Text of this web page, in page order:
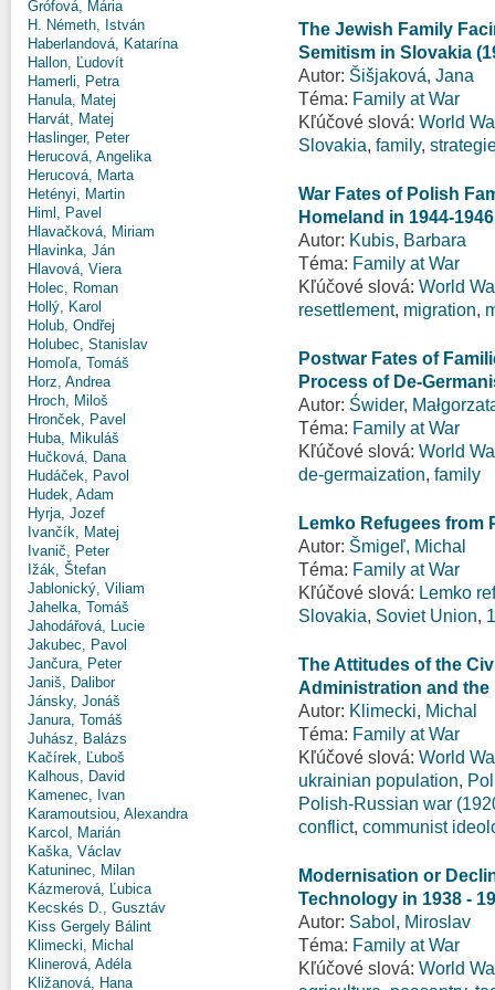
Grófová, Mária
H. Németh, István
Haberlandová, Katarína
Hallon, Ľudovít
Hamerli, Petra
Hanula, Matej
Harvát, Matej
Haslinger, Peter
Herucová, Angelika
Herucová, Marta
Hetényi, Martin
Himl, Pavel
Hlavačková, Miriam
Hlavinka, Ján
Hlavová, Viera
Holec, Roman
Hollý, Karol
Holub, Ondřej
Holubec, Stanislav
Homoľa, Tomáš
Horz, Andrea
Hroch, Miloš
Hronček, Pavel
Huba, Mikuláš
Hučková, Dana
Hudáček, Pavol
Hudek, Adam
Hyrja, Jozef
Ivančík, Matej
Ivanič, Peter
Ižák, Štefan
Jablonický, Viliam
Jahelka, Tomáš
Jahodářová, Lucie
Jakubec, Pavol
Jančura, Peter
Janiš, Dalibor
Jánsky, Jonáš
Janura, Tomáš
Juhász, Balázs
Kačírek, Ľuboš
Kalhous, David
Kamenec, Ivan
Karamoutsiou, Alexandra
Karcol, Marián
Kaška, Václav
Katuninec, Milan
Kázmerová, Ľubica
Kecskés D., Gusztáv
Kiss Gergely Bálint
Klimecki, Michal
Klinerová, Adéla
Kližanová, Hana
The Jewish Family
Semitism in Slovakia
Autor: Šišjaková, Jana
Téma: Family at War
Kľúčové slová: World
Slovakia, family,
War Fates of Polish
Homeland in 1944-1946
Autor: Kubis, Barbara
Téma: Family at War
Kľúčové slová: World
resettlement, migration,
Postwar Fates of
Process of De-
Autor: Świder,
Téma: Family at War
Kľúčové slová: World
de-germaization, family
Lemko Refugees from
Autor: Šmigeľ, Michal
Téma: Family at War
Kľúčové slová: Lemko
Slovakia, Soviet Union,
The Attitudes of the
Administration and the
Autor: Klimecki, Michal
Téma: Family at War
Kľúčové slová: World
ukrainian population,
Polish-Russian war
conflict, communist
Modernisation or
Technology in 1938 -
Autor: Sabol, Miroslav
Téma: Family at War
Kľúčové slová: World